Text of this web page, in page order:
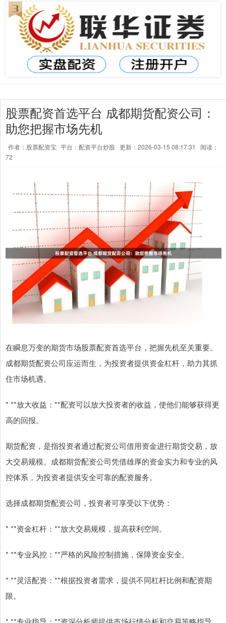
股票配资首选平台 成都期货配资公司：
助您把握市场先机
作者：股票配资宝 平台：配资平台炒股 更新：2026-03-15 08:17:31
阅读：
72
在瞬息万变的期货市场股票配资首选平台，把握先机至关重要。
成都期货配资公司应运而生，为投资者提供资金杠杆，助力其抓
住市场机遇。
* **放大收益：**配资可以放大投资者的收益，使他们能够获得更
高的回报。
期货配资，是指投资者通过配资公司借用资金进行期货交易，放
大交易规模。成都期货配资公司凭借雄厚的资金实力和专业的风
控体系，为投资者提供安全可靠的配资服务。
选择成都期货配资公司，投资者可享受以下优势：
* **资金杠杆：**放大交易规模，提高获利空间。
* **专业风控：**严格的风险控制措施，保障资金安全。
* **灵活配资：**根据投资者需求，提供不同杠杆比例和配资期
限。